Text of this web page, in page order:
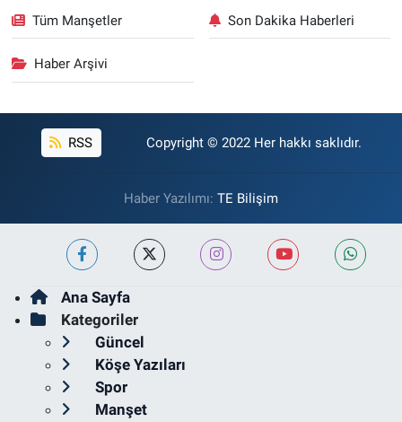
Tüm Manşetler Son Dakika Haberleri
Haber Arşivi
RSS Copyright © 2022 Her hakkı saklıdır.
Haber Yazılımı: TE Bilişim
Ana Sayfa
Kategoriler
Güncel
Köşe Yazıları
Spor
Manşet